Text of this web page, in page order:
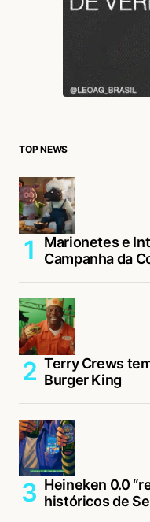
TOP NEWS
Marionetes e
Campanha da
Terry Crews
Burger King
Heineken 0.0
históricos de